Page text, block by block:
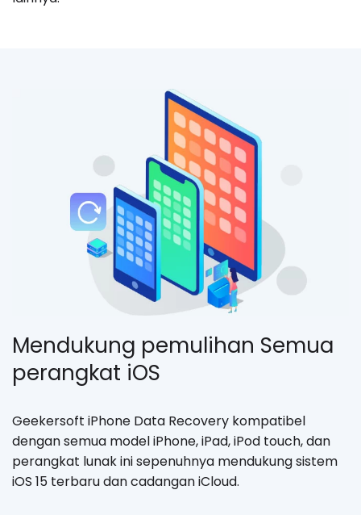
Mendukung pemulihan Semua
perangkat iOS
Geekersoft iPhone Data Recovery kompatibel
dengan semua model iPhone, iPad, iPod touch, dan
perangkat lunak ini sepenuhnya mendukung sistem
iOS 15 terbaru dan cadangan iCloud.